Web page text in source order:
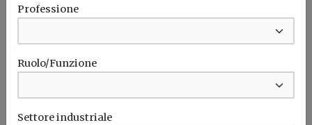
Professione
Ruolo/Funzione
Settore industriale